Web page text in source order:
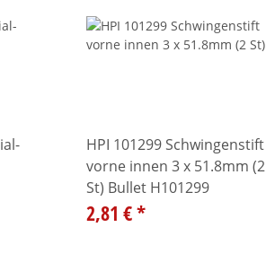
HPI 101299 Schwingenstift
vorne innen 3 x 51.8mm (2
St) Bullet H101299
2,81 €*